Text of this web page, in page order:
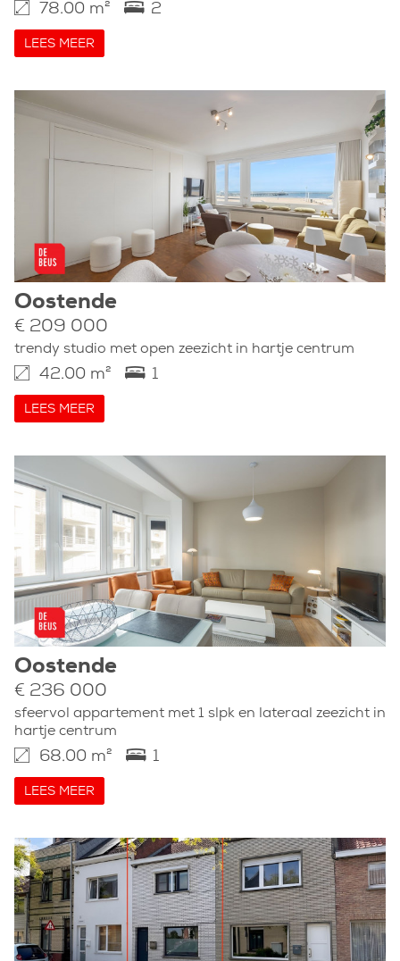
78.00 m² 2
LEES MEER
Oostende
€ 209 000
trendy studio met open zeezicht in hartje centrum
42.00 m² 1
LEES MEER
Oostende
€ 236 000
sfeervol appartement met 1 slpk en lateraal zeezicht in
hartje centrum
68.00 m² 1
LEES MEER